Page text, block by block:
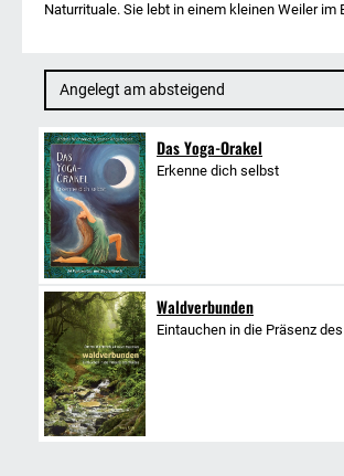
Naturrituale. Sie lebt in einem kleinen Weiler im
Angelegt am absteigend
Das Yoga-Orakel
Erkenne dich selbst
Waldverbunden
Eintauchen in die Präsenz